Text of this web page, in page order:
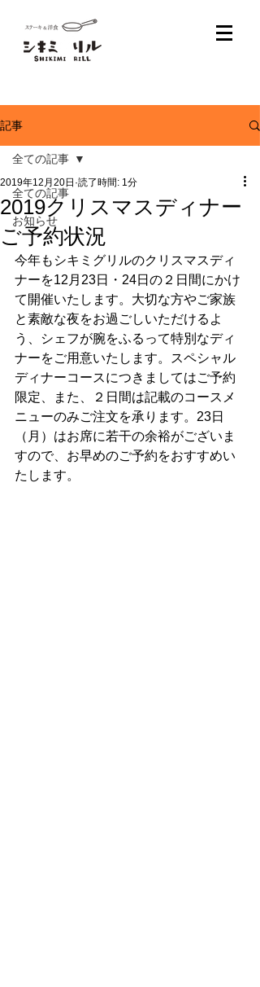
記事
全ての記事
お知らせ
全ての記事
2019クリスマスディナー
ご予約状況
2019年12月20日 読了時間: 1分
今年もシキミグリルのクリスマスディ
ナーを12月23日・24日の２日間にかけ
て開催いたします。大切な方やご家族
と素敵な夜をお過ごしいただけるよ
う、シェフが腕をふるって特別なディ
ナーをご用意いたします。スペシャル
ディナーコースにつきましてはご予約
限定、また、２日間は記載のコースメ
ニューのみご注文を承ります。23日
（月）はお席に若干の余裕がございま
すので、お早めのご予約をおすすめい
たします。